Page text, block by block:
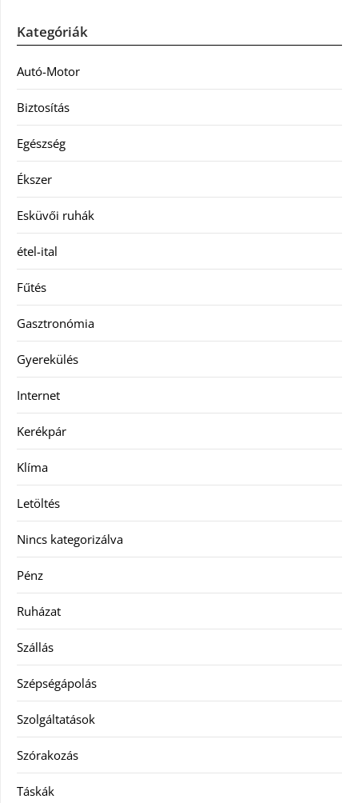
Kategóriák
Autó-Motor
Biztosítás
Egészség
Ékszer
Esküvői ruhák
étel-ital
Fűtés
Gasztronómia
Gyerekülés
Internet
Kerékpár
Klíma
Letöltés
Nincs kategorizálva
Pénz
Ruházat
Szállás
Szépségápolás
Szolgáltatások
Szórakozás
Táskák